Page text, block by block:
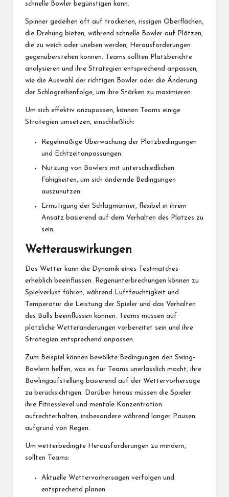
schnelle Bowler begünstigen kann.
Spinner gedeihen oft auf trockenen, rissigen Oberflächen,
die Drehung bieten, während schnelle Bowler auf Plätzen,
die zu weich oder uneben werden, Herausforderungen
gegenüberstehen können. Teams sollten Platzberichte
analysieren und ihre Strategien entsprechend anpassen,
wie die Auswahl der richtigen Bowler oder die Änderung
der Schlagreihenfolge, um ihre Stärken zu maximieren.
Um sich effektiv anzupassen, können Teams einige
Strategien umsetzen, einschließlich:
Regelmäßige Überwachung der Platzbedingungen
und Echtzeitanpassungen.
Nutzung von Bowlers mit unterschiedlichen
Fähigkeiten, um sich ändernde Bedingungen
auszunutzen.
Ermutigung der Schlagmänner, flexibel in ihrem
Ansatz basierend auf dem Verhalten des Platzes zu
sein.
Wetterauswirkungen
Das Wetter kann die Dynamik eines Testmatches
erheblich beeinflussen. Regenunterbrechungen können zu
Spielverlust führen, während Luftfeuchtigkeit und
Temperatur die Leistung der Spieler und das Verhalten
des Balls beeinflussen können. Teams müssen auf
plötzliche Wetteränderungen vorbereitet sein und ihre
Strategien entsprechend anpassen.
Zum Beispiel können bewölkte Bedingungen den Swing-
Bowlern helfen, was es für Teams unerlässlich macht, ihre
Bowlingaufstellung basierend auf der Wettervorhersage
zu berücksichtigen. Darüber hinaus müssen die Spieler
ihre Fitnesslevel und mentale Konzentration
aufrechterhalten, insbesondere während langer Pausen
aufgrund von Regen.
Um wetterbedingte Herausforderungen zu mindern,
sollten Teams:
Aktuelle Wettervorhersagen verfolgen und
entsprechend planen.